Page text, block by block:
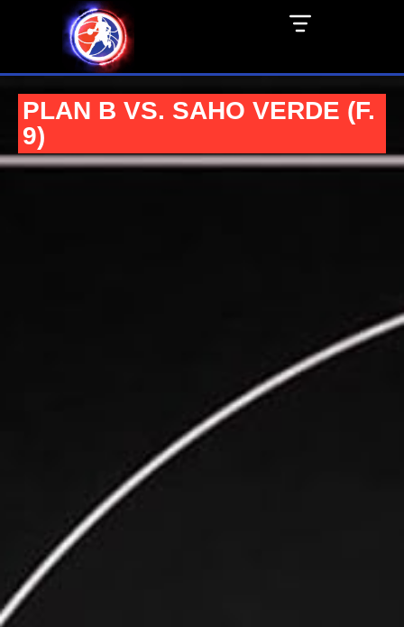
PLAN B VS. SAHO VERDE (F.
9)